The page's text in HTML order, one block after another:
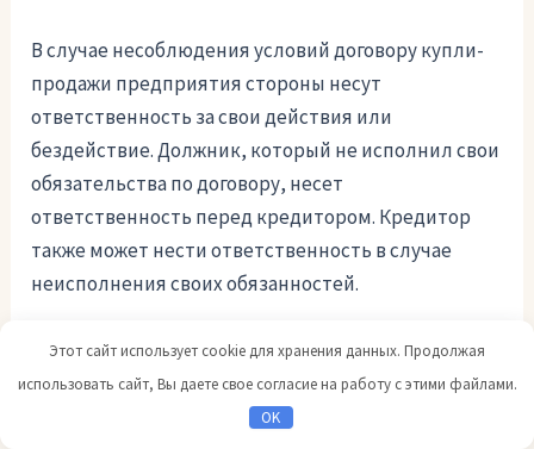
В случае несоблюдения условий договору купли-
продажи предприятия стороны несут
ответственность за свои действия или
бездействие. Должник, который не исполнил свои
обязательства по договору, несет
ответственность перед кредитором. Кредитор
также может нести ответственность в случае
неисполнения своих обязанностей.
В регулировании отношений по продаже
предприятий существуют определенные
правовые нормы, которые регулируют
Этот сайт использует cookie для хранения данных. Продолжая
использовать сайт, Вы даете свое согласие на работу с этими файлами.
OK